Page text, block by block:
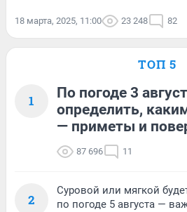
18 марта, 2025, 11:00 23 248 82
ТОП 5
1
По погоде 3
определить,
— приметы и
87 696 11
2
Суровой или мягкой
по погоде 5 августа —